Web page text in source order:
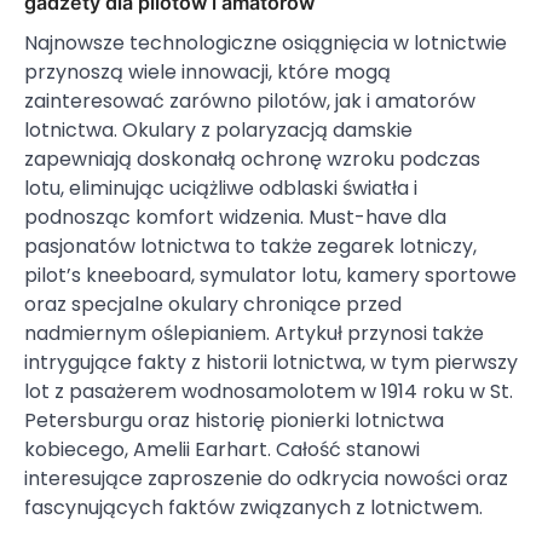
Najnowsze technologiczne osiągnięcia w lotnictwie
przynoszą wiele innowacji, które mogą
zainteresować zarówno pilotów, jak i amatorów
lotnictwa. Okulary z polaryzacją damskie
zapewniają doskonałą ochronę wzroku podczas
lotu, eliminując uciążliwe odblaski światła i
podnosząc komfort widzenia. Must-have dla
pasjonatów lotnictwa to także zegarek lotniczy,
pilot’s kneeboard, symulator lotu, kamery sportowe
oraz specjalne okulary chroniące przed
nadmiernym oślepianiem. Artykuł przynosi także
intrygujące fakty z historii lotnictwa, w tym pierwszy
lot z pasażerem wodnosamolotem w 1914 roku w St.
Petersburgu oraz historię pionierki lotnictwa
kobiecego, Amelii Earhart. Całość stanowi
interesujące zaproszenie do odkrycia nowości oraz
fascynujących faktów związanych z lotnictwem.